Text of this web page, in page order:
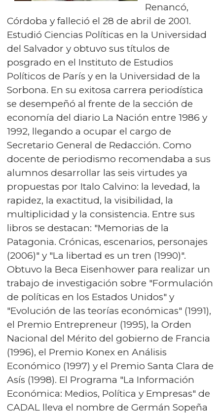
Renancó,
Córdoba y falleció el 28 de abril de 2001.
Estudió Ciencias Políticas en la Universidad
del Salvador y obtuvo sus títulos de
posgrado en el Instituto de Estudios
Políticos de París y en la Universidad de la
Sorbona. En su exitosa carrera periodística
se desempeñó al frente de la sección de
economía del diario La Nación entre 1986 y
1992, llegando a ocupar el cargo de
Secretario General de Redacción. Como
docente de periodismo recomendaba a sus
alumnos desarrollar las seis virtudes ya
propuestas por Italo Calvino: la levedad, la
rapidez, la exactitud, la visibilidad, la
multiplicidad y la consistencia. Entre sus
libros se destacan: "Memorias de la
Patagonia. Crónicas, escenarios, personajes
(2006)" y "La libertad es un tren (1990)".
Obtuvo la Beca Eisenhower para realizar un
trabajo de investigación sobre "Formulación
de políticas en los Estados Unidos" y
"Evolución de las teorías económicas" (1991),
el Premio Entrepreneur (1995), la Orden
Nacional del Mérito del gobierno de Francia
(1996), el Premio Konex en Análisis
Económico (1997) y el Premio Santa Clara de
Asís (1998). El Programa "La Información
Económica: Medios, Política y Empresas" de
CADAL lleva el nombre de Germán Sopeña